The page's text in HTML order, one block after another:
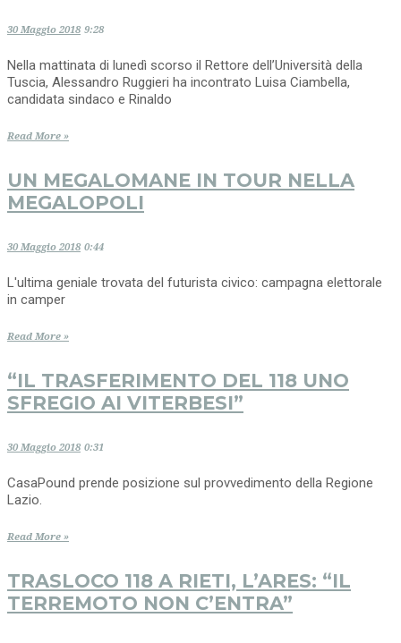
30 Maggio 2018 9:28
Nella mattinata di lunedì scorso il Rettore dell’Università della
Tuscia, Alessandro Ruggieri ha incontrato Luisa Ciambella,
candidata sindaco e Rinaldo
Read More »
UN MEGALOMANE IN TOUR NELLA
MEGALOPOLI
30 Maggio 2018 0:44
L'ultima geniale trovata del futurista civico: campagna elettorale
in camper
Read More »
“IL TRASFERIMENTO DEL 118 UNO
SFREGIO AI VITERBESI”
30 Maggio 2018 0:31
CasaPound prende posizione sul provvedimento della Regione
Lazio.
Read More »
TRASLOCO 118 A RIETI, L’ARES: “IL
TERREMOTO NON C’ENTRA”